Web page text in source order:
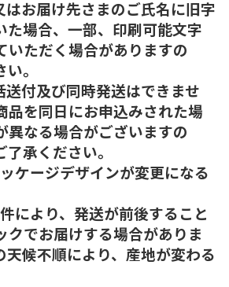
はお届け先さまのご氏名に旧字
た場合、一部、印刷可能文字
いただく場合がありますの
。
付及び同時発送はできませ
品を同日にお申込みされた場
異なる場合がございますの
承ください。
ケージデザインが変更になる
により、発送が前後すること
クでお届けする場合がありま
天候不順により、産地が変わる